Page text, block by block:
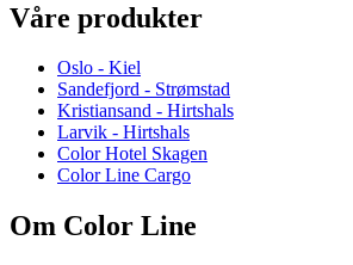
Våre produkter
Oslo - Kiel
Sandefjord - Strømstad
Kristiansand - Hirtshals
Larvik - Hirtshals
Color Hotel Skagen
Color Line Cargo
Om Color Line